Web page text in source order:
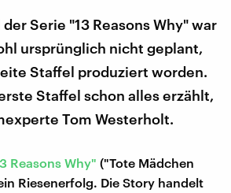
Serie "13 Reasons Why" war
ursprünglich nicht geplant,
Staffel produziert worden.
Staffel schon alles erzählt,
Tom Westerholt.
Reasons Why" ("Tote Mädchen
Riesenerfolg. Die Story handelt